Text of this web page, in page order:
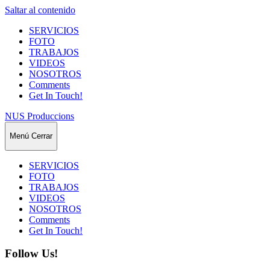
Saltar al contenido
SERVICIOS
FOTO
TRABAJOS
VIDEOS
NOSOTROS
Comments
Get In Touch!
NUS Produccions
Menú Cerrar
SERVICIOS
FOTO
TRABAJOS
VIDEOS
NOSOTROS
Comments
Get In Touch!
Follow Us!